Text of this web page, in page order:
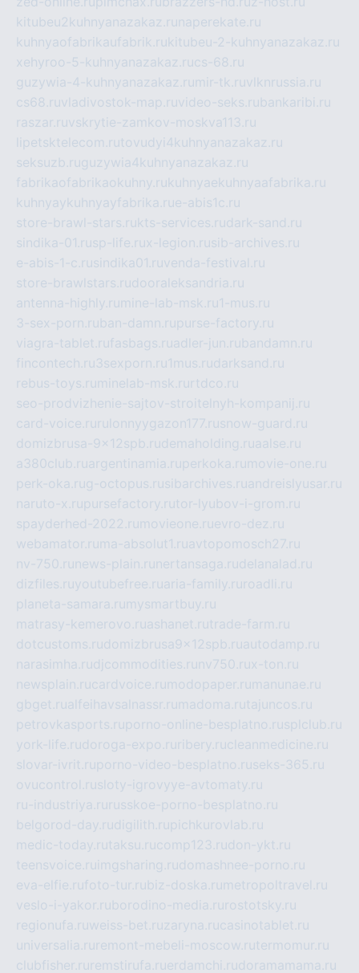
kitubeu2kuhnyanazakaz.ru naperekate.ru
kuhnyaofabrikaufabrik.rukitubeu-2-kuhnyanazakaz.ru
xehyroo-5-kuhnyanazakaz.rucs-68.ru
guzywia-4-kuhnyanazakaz.ru mir-tk.ruvlknrussia.ru
cs68.ruvladivostok-map.ruvideo-seks.rubankaribi.ru
raszar.ruvskrytie-zamkov-moskva113.ru
lipetsktelecom.rutovudyi4kuhnyanazakaz.ru
seksuzb.ruguzywia4kuhnyanazakaz.ru
fabrikaofabrikaokuhny.rukuhnyaekuhnyaafabrika.ru
kuhnyaykuhnyayfabrika.rue-abis1c.ru
store-brawl-stars.rukts-services.rudark-sand.ru
sindika-01.rusp-life.rux-legion.rusib-archives.ru
e-abis-1-c.rusindika01.ruvenda-festival.ru
store-brawlstars.rudooraleksandria.ru
antenna-highly.ru mine-lab-msk.ru1-mus.ru
3-sex-porn.ruban-damn.rupurse-factory.ru
viagra-tablet.rufasbags.ruadler-jun.rubandamn.ru
fincontech.ru3sexporn.ru1mus.rudarksand.ru
rebus-toys.ru minelab-msk.ru rtdco.ru
seo-prodvizhenie-sajtov-stroitelnyh-kompanij.ru
card-voice.ru rulonnyygazon177.rusnow-guard.ru
domizbrusa-9x12spb.rudemaholding.ruaalse.ru
a380club.ruargentinamia.ruperkoka.ru movie-one.ru
perk-oka.rug-octopus.rusibarchives.ruandreislyusar.ru
naruto-x.rupursefactory.rutor-lyubov-i-grom.ru
spayderhed-2022.ru movieone.ruevro-dez.ru
webamator.ru ma-absolut1.ruavtopomosch27.ru
nv-750.ru news-plain.ru nertansaga.rudelanalad.ru
dizfiles.ruyoutubefree.ruaria-family.ru roadli.ru
planeta-samara.ru mysmartbuy.ru
matrasy-kemerovo.ruashanet.rutrade-farm.ru
dotcustoms.rudomizbrusa9x12spb.ruautodamp.ru
narasimha.rudjcommodities.ru nv750.rux-ton.ru
newsplain.rucardvoice.ru modopaper.ru manunae.ru
gbget.rualfeihavsalnassr.ru madoma.rutajuncos.ru
petrovkasports.ruporno-online-besplatno.rusplclub.ru
york-life.rudoroga-expo.ru ribery.rucleanmedicine.ru
slovar-ivrit.ruporno-video-besplatno.ruseks-365.ru
ovucontrol.rusloty-igrovyye-avtomaty.ru
ru-industriya.ru russkoe-porno-besplatno.ru
belgorod-day.rudigilith.rupichkurovlab.ru
medic-today.rutaksu.rucomp123.rudon-ykt.ru
teensvoice.ru imgsharing.rudomashnee-porno.ru
eva-elfie.rufoto-tur.rubiz-doska.ru metropoltravel.ru
veslo-i-yakor.ruborodino-media.ru rostotsky.ru
regionufa.ruweiss-bet.ruzaryna.rucasinotablet.ru
universalia.ru remont-mebeli-moscow.rutermomur.ru
clubfisher.ru remstirufa.ruerdamchi.rudoramamama.ru